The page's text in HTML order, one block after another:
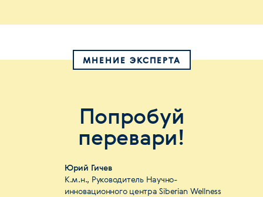
МНЕНИЕ ЭКСПЕРТА
Попробуй
перевари!
Юрий Гичев
К.м.н., Руководитель Научно-
инновационного центра Siberian Wellness